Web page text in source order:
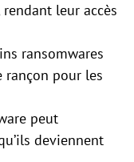
leur accès
ransomwares
pour les
peut
deviennent